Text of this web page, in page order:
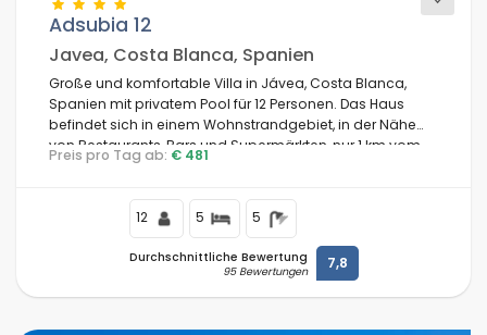
Adsubia 12
Javea, Costa Blanca, Spanien
Große und komfortable Villa in Jávea, Costa Blanca,
Spanien mit privatem Pool für 12 Personen. Das Haus
befindet sich in einem Wohnstrandgebiet, in der Nähe
von Restaurants, Bars und Supermärkten, nur 1 km vom
Strand El Arenal, Jávea und vom Mediterráneo, Jávea
Preis pro Tag ab: € 481
12 5 5
Durchschnittliche Bewertung
95 Bewertungen 7,8